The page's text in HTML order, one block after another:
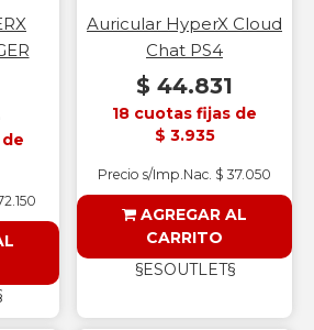
Auricular HyperX Cloud
Chat PS4
$ 44.831
18 cuotas fijas de
$ 3.935
Precio s/Imp.Nac. $ 37.050
AGREGAR AL
CARRITO
§ESOUTLET§